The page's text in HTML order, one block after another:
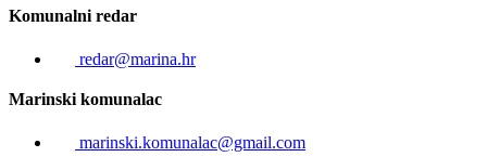
Komunalni redar
redar@marina.hr
Marinski komunalac
marinski.komunalac@gmail.com